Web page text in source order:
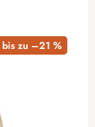
bis zu –21 %